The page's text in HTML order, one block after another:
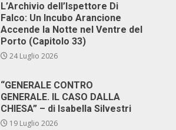
L’Archivio dell’Ispettore Di
Falco: Un Incubo Arancione
Accende la Notte nel Ventre del
Porto (Capitolo 33)
24 Luglio 2026
“GENERALE CONTRO
GENERALE. IL CASO DALLA
CHIESA” – di Isabella Silvestri
19 Luglio 2026